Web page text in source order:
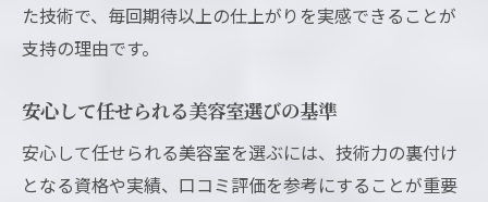
た技術で、毎回期待以上の仕上がりを実感できることが
支持の理由です。
安心して任せられる美容室選びの基準
安心して任せられる美容室を選ぶには、技術力の裏付け
となる資格や実績、口コミ評価を参考にすることが重要